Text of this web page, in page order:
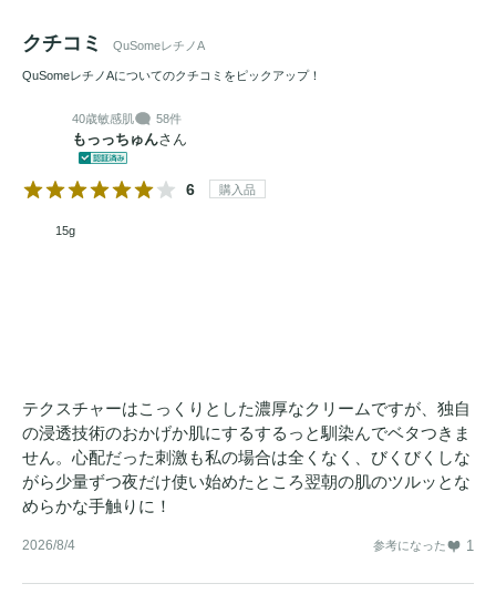
クチコミ QuSomeレチノA
QuSomeレチノAについてのクチコミをピックアップ！
40歳敏感肌 58件
もっっちゅんさん
6 購入品
15g
テクスチャーはこっくりとした濃厚なクリームですが、独自
の浸透技術のおかげか肌にするするっと馴染んでベタつきま
せん。心配だった刺激も私の場合は全くなく、びくびくしな
がら少量ずつ夜だけ使い始めたところ翌朝の肌のツルッとな
めらかな手触りに！
2026/8/4 参考になった 1